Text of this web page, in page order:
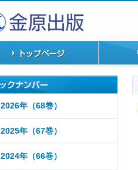
2026年（68巻）
2025年（67巻）
2024年（66巻）